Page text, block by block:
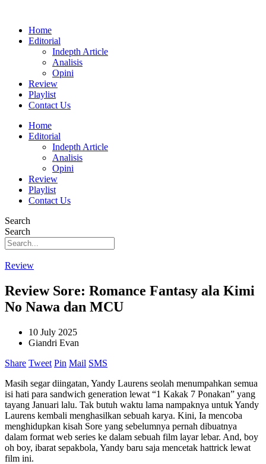
Home
Editorial
Indepth Article
Analisis
Opini
Review
Playlist
Contact Us
Home
Editorial
Indepth Article
Analisis
Opini
Review
Playlist
Contact Us
Search
Search
Review
Review Sore: Romance Fantasy ala Kimi
No Nawa dan MCU
10 July 2025
Giandri Evan
Share Tweet Pin Mail SMS
Masih segar diingatan, Yandy Laurens seolah menumpahkan semua
isi hati para sandwich generation lewat “1 Kakak 7 Ponakan” yang
tayang Januari lalu. Tak butuh waktu lama nampaknya untuk Yandy
Laurens kembali menghasilkan sebuah karya. Kini, Ia mencoba
menghidupkan kisah Sore yang sebelumnya pernah dibuatnya
dalam format web series ke dalam sebuah film layar lebar. And, boy
oh boy, ibarat sepakbola, Yandy baru saja mencetak hattrick lewat
film ini.